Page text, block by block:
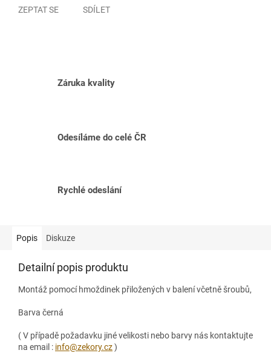
ZEPTAT SE SDÍLET
Záruka kvality
Odesíláme do celé ČR
Rychlé odeslání
Popis Diskuze
Detailní popis produktu
Montáž pomocí hmoždinek přiložených v balení včetně šroubů,
Barva černá
( V případě požadavku jiné velikosti nebo barvy nás kontaktujte
na email : info@zekory.cz)